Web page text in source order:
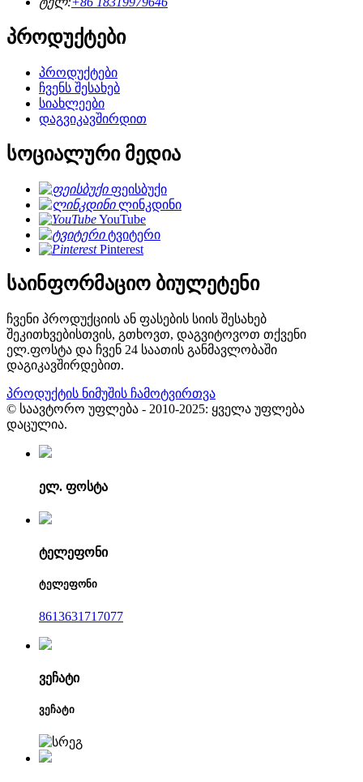
პროდუქტები
პროდუქტები
ჩვენს შესახებ
სიახლეები
დაგვიკავშირდით
სოციალური მედია
ფეისბუქი
ლინკდინი
YouTube
ტვიტერი
Pinterest
საინფორმაციო ბიულეტენი
ჩვენი პროდუქციის ან ფასების სიის შესახებ
შეკითხვებისთვის, გთხოვთ, დაგვიტოვოთ თქვენი
ელ.ფოსტა და ჩვენ 24 საათის განმავლობაში
დაგიკავშირდებით.
პროდუქტის ნიმუშის ჩამოტვირთვა
© საავტორო უფლება - 2010-2025: ყველა უფლება
დაცულია.
ელ. ფოსტა
ტელეფონი
ტელეფონი
8613631717077
ვეჩატი
ვეჩატი